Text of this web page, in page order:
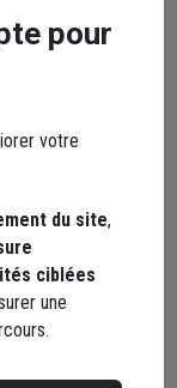
pour
votre
du site,
ciblées
une